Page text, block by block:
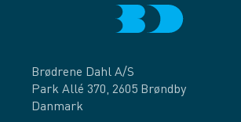
Brødrene Dahl A/S
Park Allé 370, 2605 Brøndby
Danmark